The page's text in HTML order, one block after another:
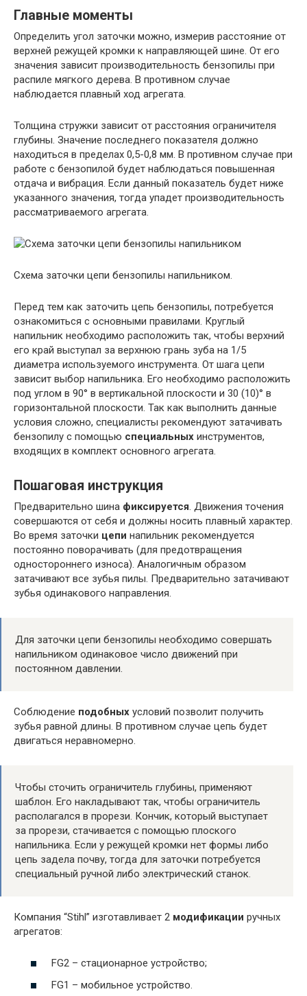
Главные моменты
Определить угол заточки можно, измерив расстояние от
верхней режущей кромки к направляющей шине. От его
значения зависит производительность бензопилы при
распиле мягкого дерева. В противном случае
наблюдается плавный ход агрегата.
Толщина стружки зависит от расстояния ограничителя
глубины. Значение последнего показателя должно
находиться в пределах 0,5-0,8 мм. В противном случае при
работе с бензопилой будет наблюдаться повышенная
отдача и вибрация. Если данный показатель будет ниже
указанного значения, тогда упадет производительность
рассматриваемого агрегата.
Схема заточки цепи бензопилы напильником.
Перед тем как заточить цепь бензопилы, потребуется
ознакомиться с основными правилами. Круглый
напильник необходимо расположить так, чтобы верхний
его край выступал за верхнюю грань зуба на 1/5
диаметра используемого инструмента. От шага цепи
зависит выбор напильника. Его необходимо расположить
под углом в 90° в вертикальной плоскости и 30 (10)° в
горизонтальной плоскости. Так как выполнить данные
условия сложно, специалисты рекомендуют затачивать
бензопилу с помощью специальных инструментов,
входящих в комплект основного агрегата.
Пошаговая инструкция
Предварительно шина фиксируется . Движения точения
совершаются от себя и должны носить плавный характер.
Во время заточки цепи напильник рекомендуется
постоянно поворачивать (для предотвращения
одностороннего износа). Аналогичным образом
затачивают все зубья пилы. Предварительно затачивают
зубья одинакового направления.
Для заточки цепи бензопилы необходимо совершать
напильником одинаковое число движений при
постоянном давлении.
Соблюдение подобных условий позволит получить
зубья равной длины. В противном случае цепь будет
двигаться неравномерно.
Чтобы сточить ограничитель глубины, применяют
шаблон. Его накладывают так, чтобы ограничитель
располагался в прорези. Кончик, который выступает
за прорези, стачивается с помощью плоского
напильника. Если у режущей кромки нет формы либо
цепь задела почву, тогда для заточки потребуется
специальный ручной либо электрический станок.
Компания “Stihl” изготавливает 2 модификации ручных
агрегатов:
FG2 – стационарное устройство;
FG1 – мобильное устройство.